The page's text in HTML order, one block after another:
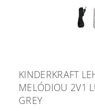
KINDERKRAFT
MELÓDIOU 2V1
GREY